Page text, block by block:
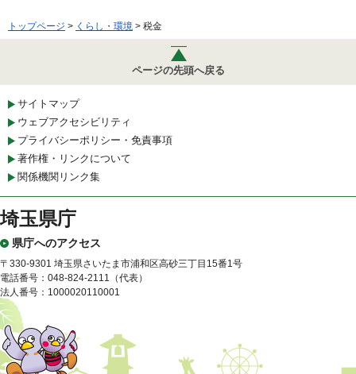
トップページ > くらし・環境 > 税金
ページの先頭へ戻る
サイトマップ
ウェブアクセシビリティ
プライバシーポリシー・免責事項
著作権・リンクについて
関係機関リンク集
埼玉県庁
県庁へのアクセス
〒330-9301 埼玉県さいたま市浦和区高砂三丁目15番1号
電話番号：048-824-2111（代表）
法人番号：1000020110001